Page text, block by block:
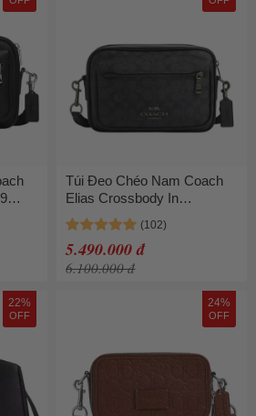
Túi Đeo Chéo Nam Coach
Elias Crossbody In
Signature Canvas CZ401
Gunmetal/Charcoal/Black
Màu Đen/Xám
5.490.000 đ
6.100.000 đ
22%
OFF
24%
OFF